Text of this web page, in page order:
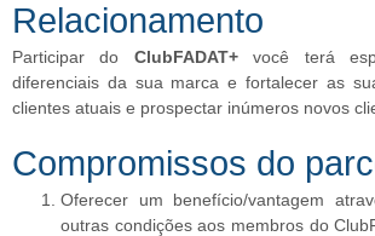
Relacionamento
Participar do ClubFADAT+você terá
diferenciais da sua marca e fortalecer as
clientes atuais e prospectar inúmeros novos
Compromissos do
Oferecer um benefício/vantagem
outras condições aos membros do